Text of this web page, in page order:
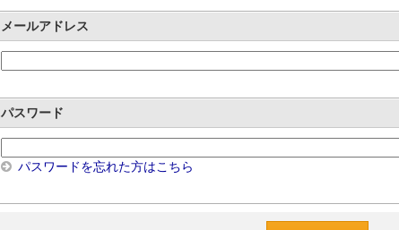
メールアドレス
パスワード
パスワードを忘れた方はこちら